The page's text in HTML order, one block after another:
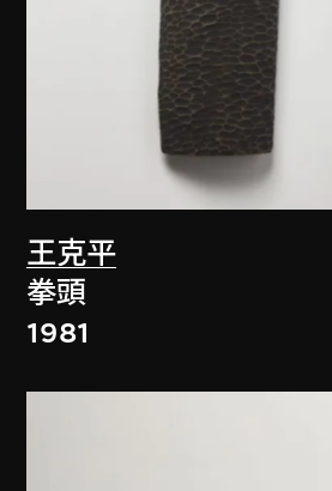
王克平
拳頭
1981